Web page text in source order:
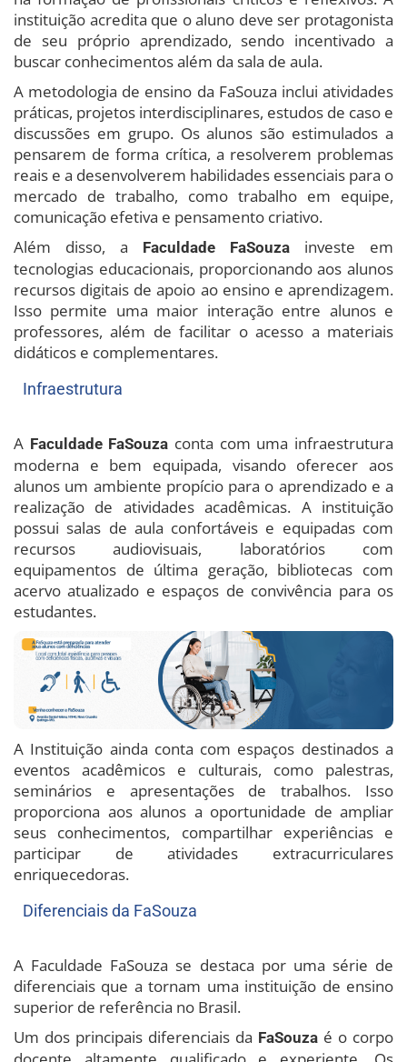
instituição acredita que o aluno deve ser protagonista
de seu próprio aprendizado, sendo incentivado a
buscar conhecimentos além da sala de aula.
A metodologia de ensino da FaSouza inclui atividades
práticas, projetos interdisciplinares, estudos de caso e
discussões em grupo. Os alunos são estimulados a
pensarem de forma crítica, a resolverem problemas
reais e a desenvolverem habilidades essenciais para o
mercado de trabalho, como trabalho em equipe,
comunicação efetiva e pensamento criativo.
Além disso, a
Faculdade FaSouza investe em
tecnologias educacionais, proporcionando aos alunos
recursos digitais de apoio ao ensino e aprendizagem.
Isso permite uma maior interação entre alunos e
professores, além de facilitar o acesso a materiais
didáticos e complementares.
Infraestrutura
A Faculdade FaSouza conta com uma infraestrutura
moderna e bem equipada, visando oferecer aos
alunos um ambiente propício para o aprendizado e a
realização de atividades acadêmicas. A instituição
possui salas de aula confortáveis e equipadas com
recursos audiovisuais, laboratórios com
equipamentos de última geração, bibliotecas com
acervo atualizado e espaços de convivência para os
estudantes.
A Instituição ainda conta com espaços destinados a
eventos acadêmicos e culturais, como palestras,
seminários e apresentações de trabalhos. Isso
proporciona aos alunos a oportunidade de ampliar
seus conhecimentos, compartilhar experiências e
participar de atividades extracurriculares
enriquecedoras.
Diferenciais da FaSouza
A Faculdade FaSouza se destaca por uma série de
diferenciais que a tornam uma instituição de ensino
superior de referência no Brasil.
Um dos principais diferenciais da FaSouza é o corpo